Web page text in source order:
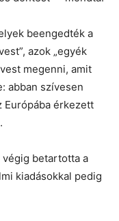
beengedték a
azok „egyék
megenni, amit
abban szívesen
Európába érkezett
betartotta a
kiadásokkal pedig